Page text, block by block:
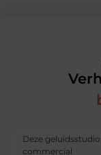
Deze
commercial